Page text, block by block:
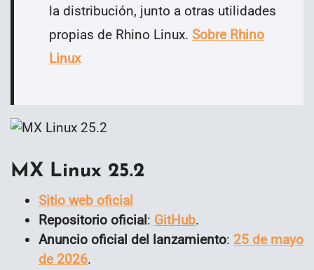
la distribución, junto a otras utilidades
propias de Rhino Linux. Sobre Rhino
Linux
MX Linux 25.2
Sitio web oficial
Repositorio oficial: GitHub.
Anuncio oficial del lanzamiento: 25 de mayo
de 2026.